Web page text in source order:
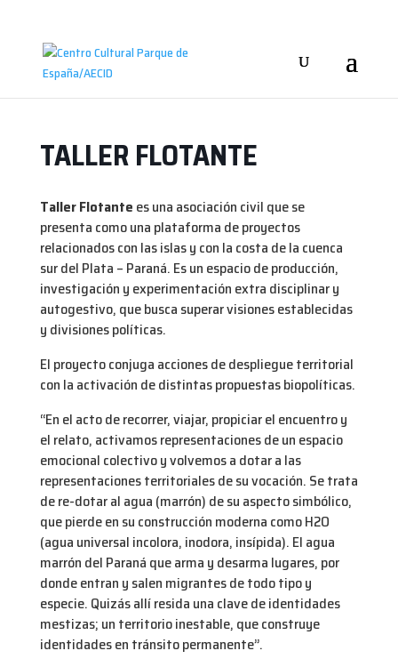
TALLER FLOTANTE
Taller Flotante es una asociación civil que se
presenta como una plataforma de proyectos
relacionados con las islas y con la costa de la cuenca
sur del Plata – Paraná. Es un espacio de producción,
investigación y experimentación extra disciplinar y
autogestivo, que busca superar visiones establecidas
y divisiones políticas.
El proyecto conjuga acciones de despliegue territorial
con la activación de distintas propuestas biopolíticas.
“En el acto de recorrer, viajar, propiciar el encuentro y
el relato, activamos representaciones de un espacio
emocional colectivo y volvemos a dotar a las
representaciones territoriales de su vocación. Se trata
de re-dotar al agua (marrón) de su aspecto simbólico,
que pierde en su construcción moderna como H2O
(agua universal incolora, inodora, insípida). El agua
marrón del Paraná que arma y desarma lugares, por
donde entran y salen migrantes de todo tipo y
especie. Quizás allí resida una clave de identidades
mestizas; un territorio inestable, que construye
identidades en tránsito permanente”.